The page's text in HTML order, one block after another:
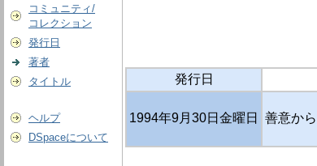
コミュニティ/
コレクション
発行日
著者
タイトル
ヘルプ
DSpaceについて
発行日
1994年9月30日金曜日 善意か